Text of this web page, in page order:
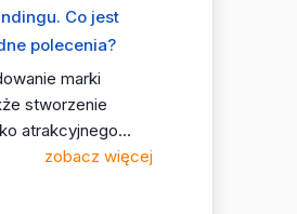
Co jest
polecenia?
marki
stworzenie
atrakcyjnego...
zobacz więcej